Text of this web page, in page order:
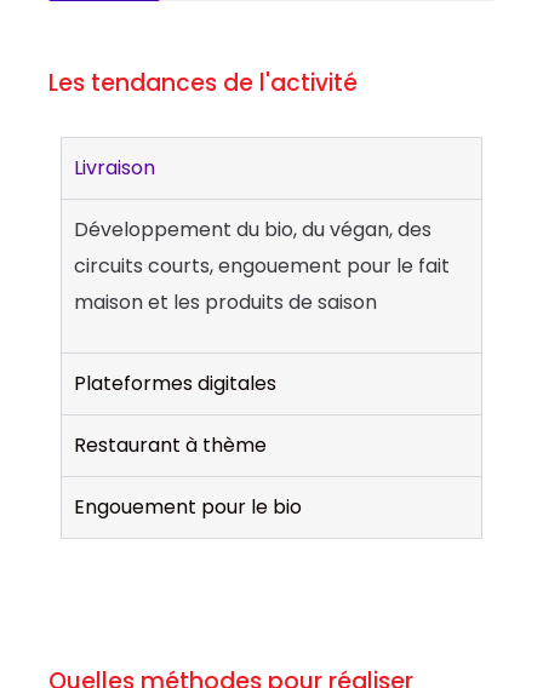
Les tendances de l'activité
Livraison
Développement du bio, du végan, des
circuits courts, engouement pour le fait
maison et les produits de saison
Plateformes digitales
Restaurant à thème
Engouement pour le bio
Quelles méthodes pour réaliser